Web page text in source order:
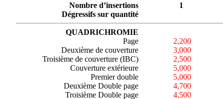
Nombre d’insertions
1
Dégressifs sur quantité
QUADRICHROMIE
Page
2,200
Deuxième de couverture
3,000
Troisième de couverture (IBC)
2,500
Couverture extérieure
5,000
Premier double
5,000
Deuxième Double page
4,700
Troisième Double page
4,500